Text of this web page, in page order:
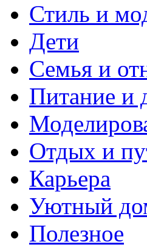
Стиль и
Дети
Семья и
Питание и
Отдых и
Карьера
Уютный
Полезное